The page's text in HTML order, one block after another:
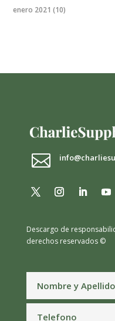
enero 2021 (10)

Descargo de
derechos reservados ©